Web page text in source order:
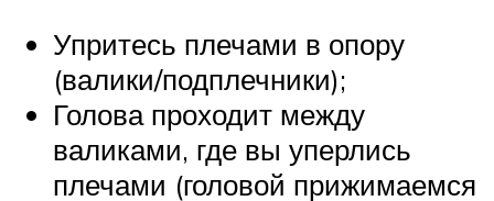
Упритесь плечами в опору
(валики/подплечники);
Голова проходит между
валиками, где вы уперлись
плечами (головой прижимаемся